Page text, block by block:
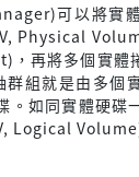
可以將實
Physical
再將多個實體
組就是由多個
。如同實體硬碟
Logical